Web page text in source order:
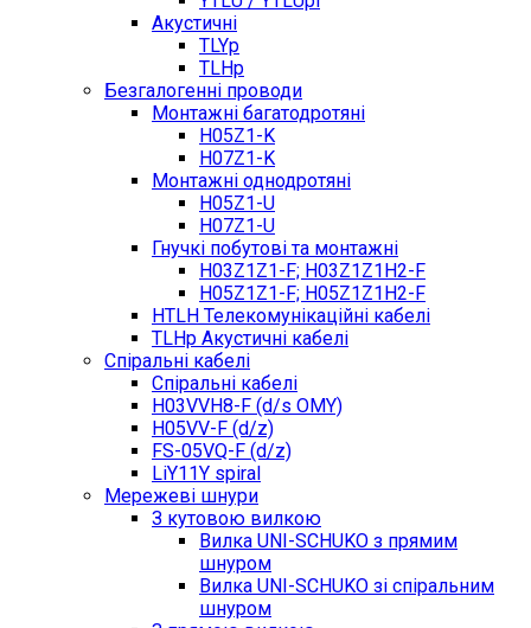
Акустичні
TLYp
TLHp
Безгалогенні проводи
Монтажні багатодротяні
H05Z1-K
H07Z1-K
Монтажні однодротяні
H05Z1-U
H07Z1-U
Гнучкі побутові та монтажні
H03Z1Z1-F; H03Z1Z1H2-F
H05Z1Z1-F; H05Z1Z1H2-F
HTLH Телекомунікаційні кабелі
TLHp Акустичні кабелі
Спіральні кабелі
Спіральні кабелі
H03VVH8-F (d/s OMY)
H05VV-F (d/z)
FS-05VQ-F (d/z)
LiY11Y spiral
Мережеві шнури
З кутовою вилкою
Вилка UNI-SCHUKO з прямим
шнуром
Вилка UNI-SCHUKO зі спіральним
шнуром